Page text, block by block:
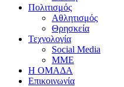
Πολιτισμός
Αθλητισμός
Θρησκεία
Τεχνολογία
Social Media
ΜΜΕ
Η ΟΜΑΔΑ
Επικοινωνία